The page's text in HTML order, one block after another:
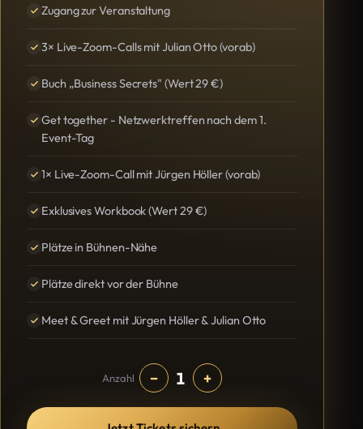
Zugang zur Veranstaltung
3× Live-Zoom-Calls mit Julian Otto (vorab)
Buch „Business Secrets" (Wert 29 €)
Get together - Netzwerktreffen nach dem 1.
Event-Tag
1× Live-Zoom-Call mit Jürgen Höller (vorab)
Exklusives Workbook (Wert 29 €)
Plätze in Bühnen-Nähe
Plätze direkt vor der Bühne
Meet & Greet mit Jürgen Höller & Julian Otto
Anzahl − 1 +